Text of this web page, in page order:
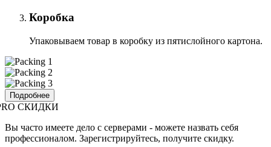
Коробка
Упаковываем товар в коробку из пятислойного картона.
Подробнее
СКИДКИ
Вы часто имеете дело с серверами - можете назвать себя
профессионалом. Зарегистрируйтесь, получите скидку.